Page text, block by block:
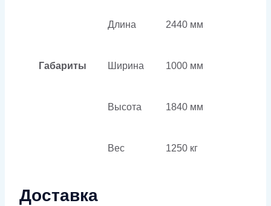
Габариты
Длина 2440 мм
Ширина 1000 мм
Высота 1840 мм
Вес 1250 кг
Доставка